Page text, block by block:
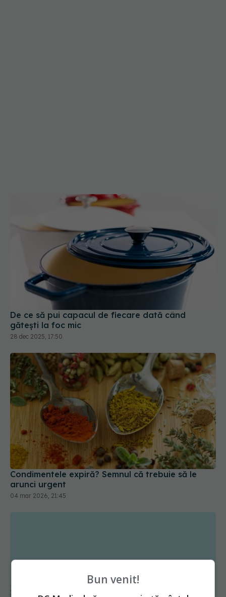
De ce să pui capacul de fiecare dată când
gătești la foc mic
28 dec 2025, 17:50
Condimentele expiră? Semnul că trebuie să le
arunci urgent
04 mar 2026, 21:45
Bun venit!